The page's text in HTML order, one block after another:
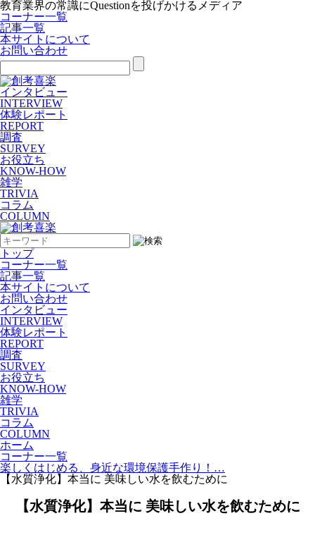
教育業界の常識にQuestionを投げかけるメディア
コーナー一覧
記事一覧
本サイトについて
お問い合わせ
インタビュー
INTERVIEW
体験レポート
REPORT
調査
SURVEY
お役立ち
KNOW-HOW
雑学
TRIVIA
コラム
COLUMN
トップ
コーナー一覧
記事一覧
本サイトについて
お問い合わせ
インタビュー
INTERVIEW
体験レポート
REPORT
調査
SURVEY
お役立ち
KNOW-HOW
雑学
TRIVIA
コラム
COLUMN
ホーム
コーナー一覧
楽しくはじめる、身近な環境保護手作り！…
【水質浄化】本当に 美味しい水を飲むために
【水質浄化】本当に 美味しい水を飲むために